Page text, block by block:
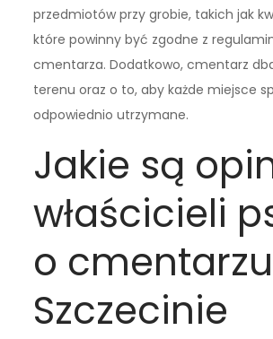
przedmiotów przy grobie, takich jak
które powinny być zgodne z
cmentarza. Dodatkowo, cmentarz
terenu oraz o to, aby każde miejsce
odpowiednio utrzymane.
Jakie są
właścicieli
o
Szczecinie